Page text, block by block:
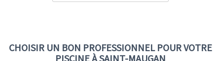
CHOISIR UN BON PROFESSIONNEL POUR VOTRE
PISCINE À SAINT-MAUGAN